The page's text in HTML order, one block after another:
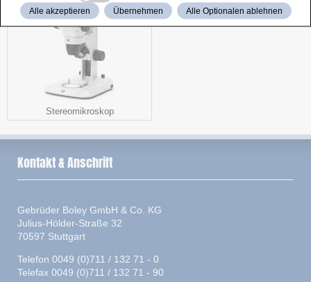
Stereomikroskop
Alle akzeptieren Übernehmen Alle Optionalen ablehnen
Kontakt & Anschrift
Gebrüder Boley GmbH & Co. KG
Julius-Hölder-Straße 32
70597 Stuttgart
Telefon 0049 (0)711 / 132 71 - 0
Telefax 0049 (0)711 / 132 71 - 90